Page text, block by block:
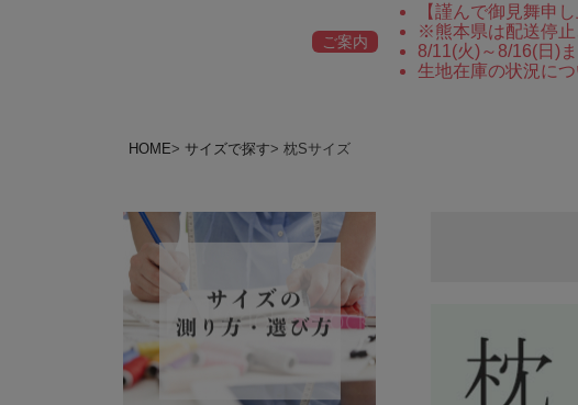
ご案内
【謹んで御見舞申
※熊本県は配送停止
8/11(火)～8/16(日)
生地在庫の状況に
HOME サイズで探す 枕Sサイズ